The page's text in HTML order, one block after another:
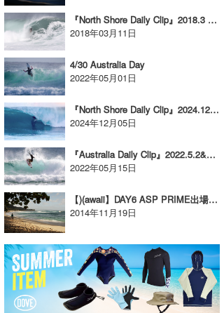
『North Shore Daily Clip』2018.3 / Shota Nakamura
2018年03月11日
4/30 Australia Day
2022年05月01日
『North Shore Daily Clip』2024.12.3 @ OTW & BACKDOOR
2024年12月05日
『Australia Daily Clip』2022.5.2&3 @ SNAPPER ROCKS vol.1
2022年05月15日
【)(awaii】DAY6 ASP PRIME出場の大原洋人の練習セッション @ Sunset
2014年11月19日